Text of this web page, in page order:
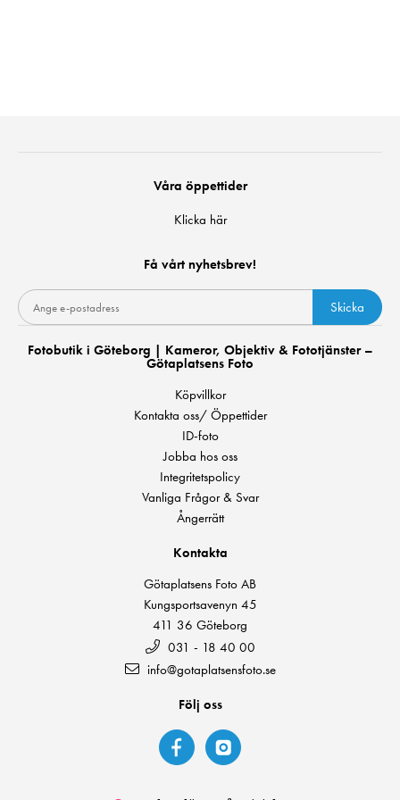
Våra öppettider
Klicka här
Få vårt nyhetsbrev!
Skicka
Fotobutik i Göteborg | Kameror, Objektiv & Fototjänster –
Götaplatsens Foto
Köpvillkor
Kontakta oss/ Öppettider
ID-foto
Jobba hos oss
Integritetspolicy
Vanliga Frågor & Svar
Ångerrätt
Kontakta
Götaplatsens Foto AB
Kungsportsavenyn 45
411 36 Göteborg
031 - 18 40 00
info@gotaplatsensfoto.se
Följ oss